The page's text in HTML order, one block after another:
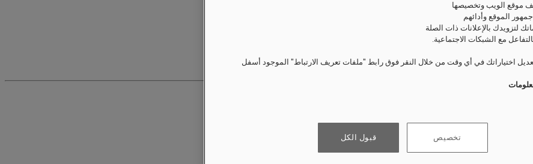
موقع الويب وتخصيصها
الموقع وأدائهم
لتزويدك بالإعلانات ذات الصلة
مع الشبكات الاجتماعية.
اختياراتك في أي وقت من خلال النقر فوق رابط "ملفات تعريف الارتباط" الموجود أسفل
تخصيص قبول الكل